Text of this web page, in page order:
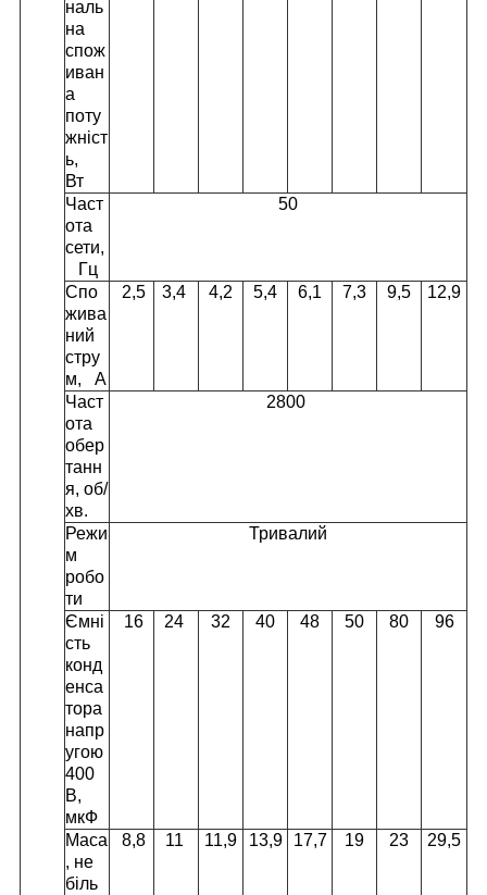
наль
на
спож
иван
а
поту
жніст
ь,
Вт
Част
ота
сети,
Гц
50
Спо
жива
ний
стру
м, А
2,5 3,4 4,2 5,4 6,1 7,3 9,5 12,9
Част
ота
обер
танн
я, об/
хв.
2800
Режи
м
робо
ти
Тривалий
Ємні
сть
конд
енса
тора
напр
угою
400
В,
мкФ
16 24 32 40 48 50 80 96
Маса
, не
біль
8,8 11 11,9 13,9 17,7 19 23 29,5